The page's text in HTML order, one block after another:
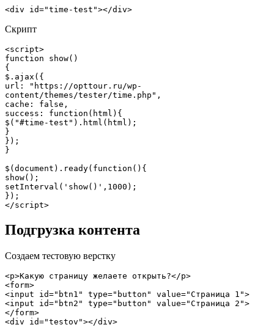
<div id="time-test"></div>
Скрипт
<script>
function show()
{
$.ajax({
url: "https://opttour.ru/wp-
content/themes/tester/time.php",
cache: false,
success: function(html){
$("#time-test").html(html);
}
});
}
$(document).ready(function(){
show();
setInterval('show()',1000);
});
</script>
Подгрузка контента
Создаем тестовую верстку
<p>Какую страницу желаете открыть?</p>
<form>
<input id="btn1" type="button" value="Страница 1">
<input id="btn2" type="button" value="Страница 2">
</form>
<div id="testov"></div>